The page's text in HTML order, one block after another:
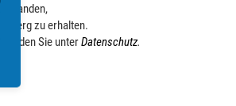
zu erhalten.
finden Sie unterDatenschutz.